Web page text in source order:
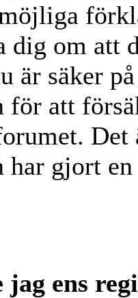
dig om att
är säker
för att
har gjort
jag ens